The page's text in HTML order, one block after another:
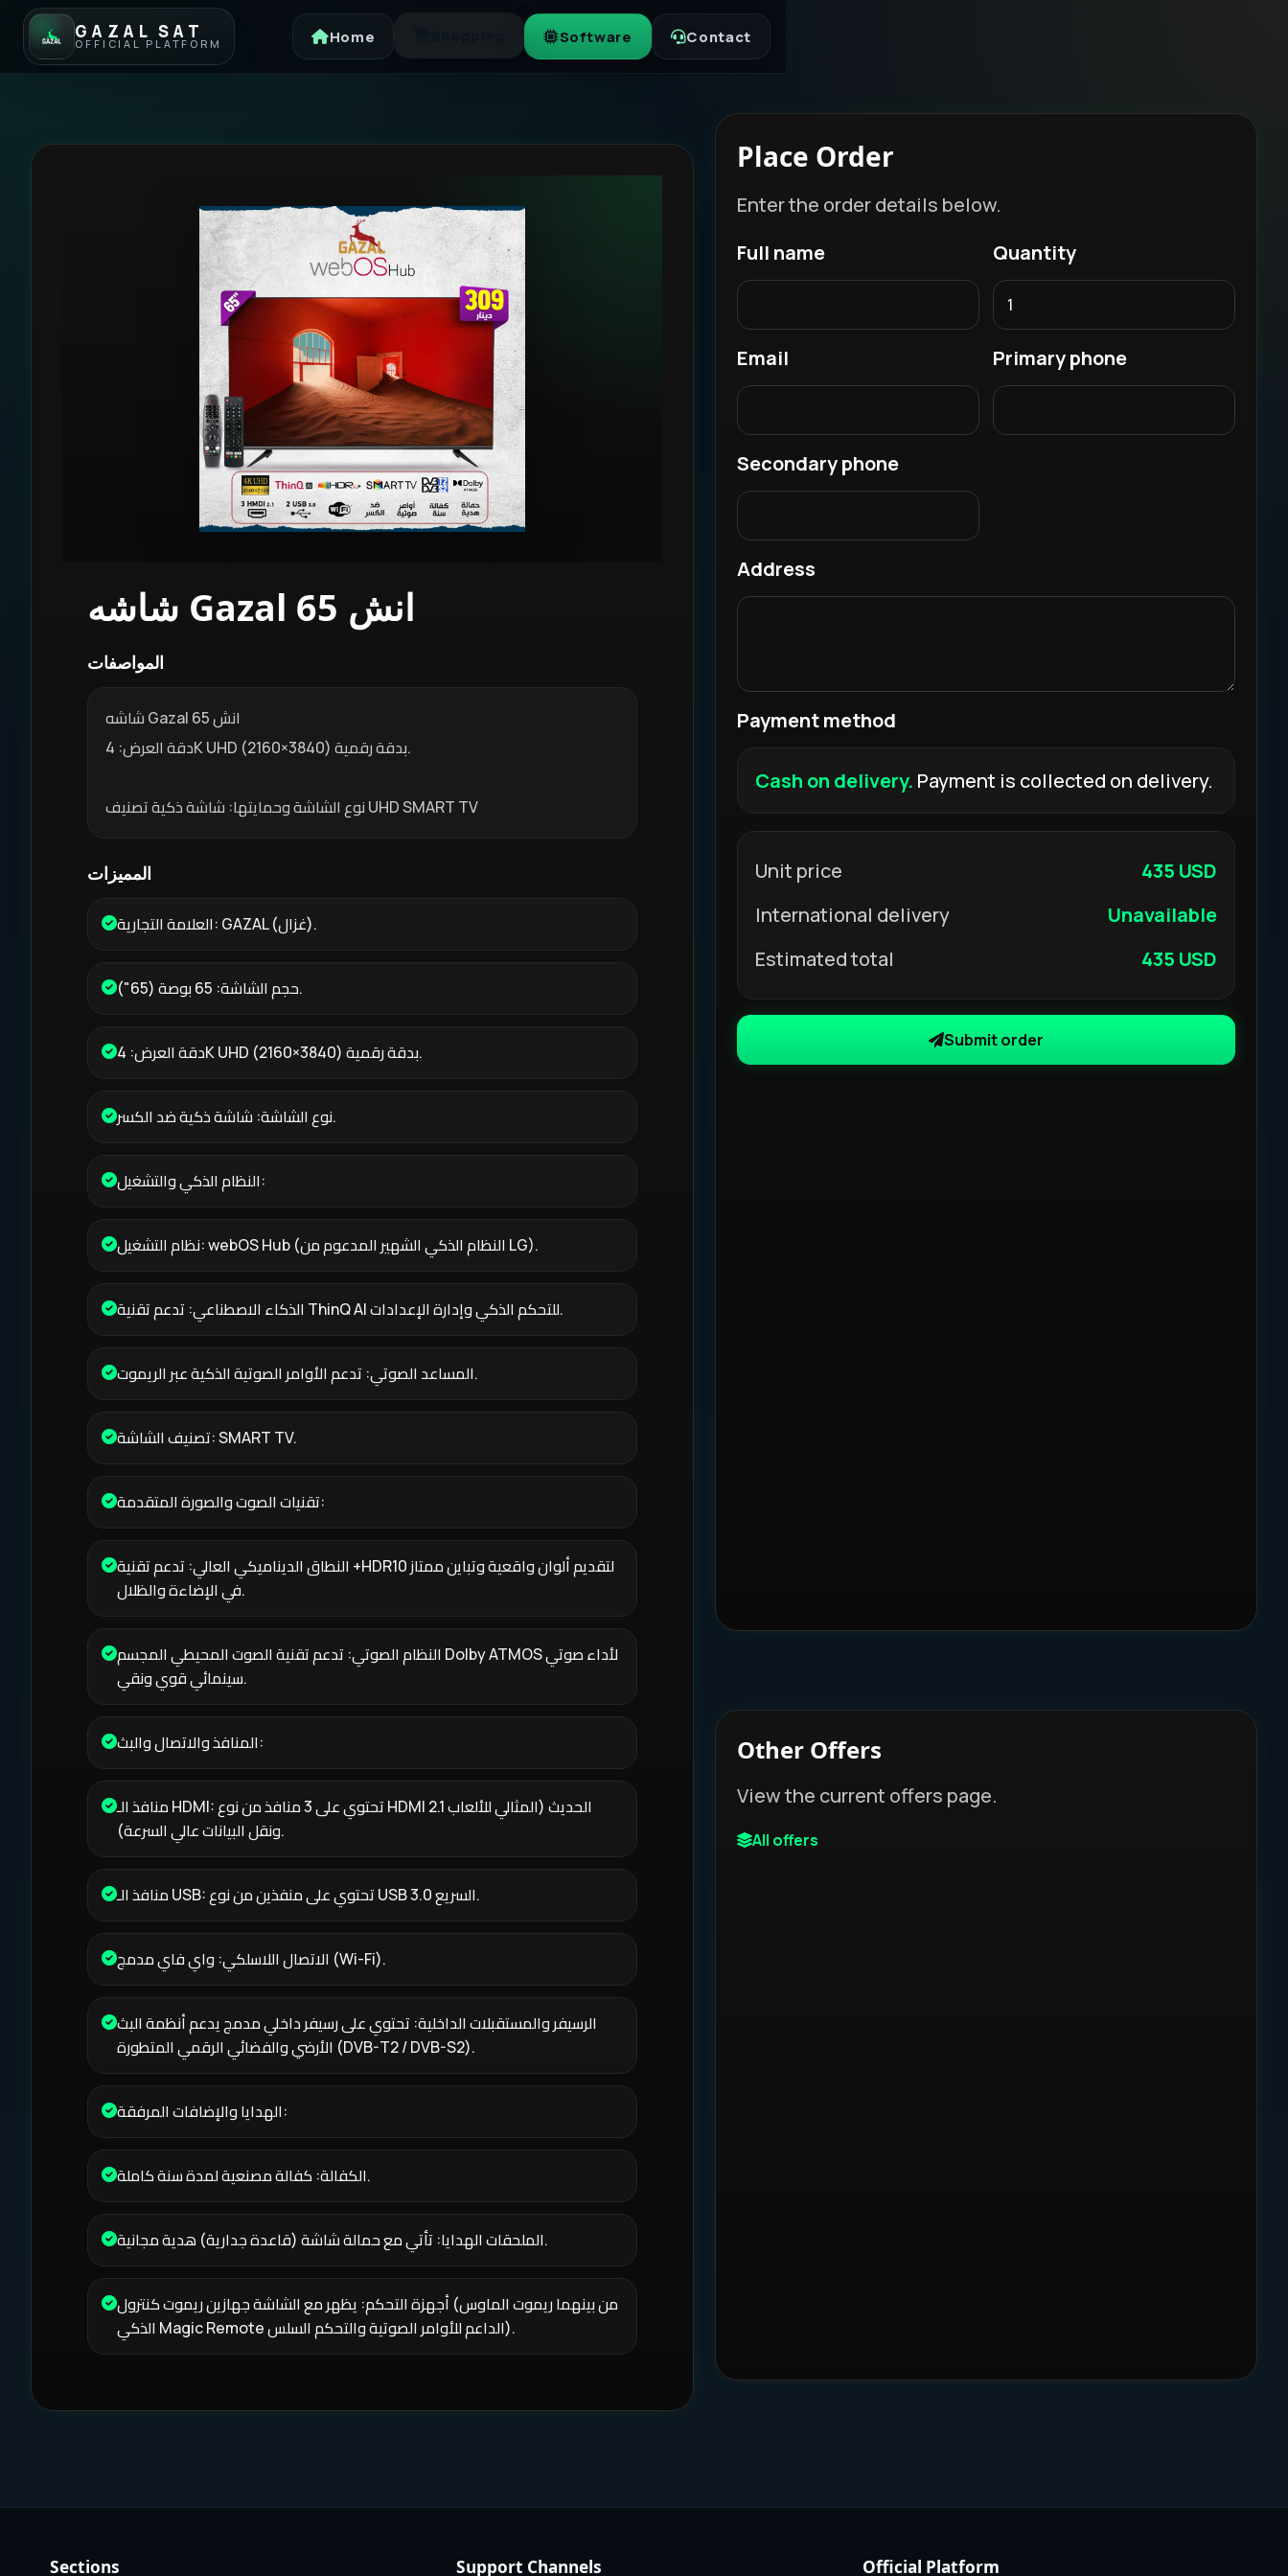
GAZAL SAT
OFFICIAL PLATFORM Home Software Contact
شاشه Gazal 65 انش
المواصفات
شاشه Gazal 65 انش
دقة العرض: 4K UHD بدقة رقمية (3840×2160).
نوع الشاشة وحمايتها: شاشة ذكية تصنيف UHD SMART TV
المميزات
العلامة التجارية: GAZAL (غزال).
حجم الشاشة: 65 بوصة (65").
دقة العرض: 4K UHD بدقة رقمية (3840×2160).
نوع الشاشة: شاشة ذكية ضد الكسر.
النظام الذكي والتشغيل:
نظام التشغيل: webOS Hub (النظام الذكي الشهير المدعوم من LG).
الذكاء الاصطناعي: تدعم تقنية ThinQ AI للتحكم الذكي وإدارة الإعدادات.
المساعد الصوتي: تدعم الأوامر الصوتية الذكية عبر الريموت.
تصنيف الشاشة: SMART TV.
تقنيات الصوت والصورة المتقدمة:
النطاق الديناميكي العالي: تدعم تقنية +HDR10 لتقديم ألوان واقعية وتباين ممتاز
في الإضاءة والظلال.
النظام الصوتي: تدعم تقنية الصوت المحيطي المجسم Dolby ATMOS لأداء صوتي
سينمائي قوي ونقي.
المنافذ والاتصال والبث:
منافذ الـ HDMI: تحتوي على 3 منافذ من نوع HDMI 2.1 الحديث (المثالي للألعاب
ونقل البيانات عالي السرعة).
منافذ الـ USB: تحتوي على منفذين من نوع USB 3.0 السريع.
الاتصال اللاسلكي: واي فاي مدمج (Wi-Fi).
الرسيفر والمستقبلات الداخلية: تحتوي على رسيفر داخلي مدمج يدعم أنظمة البث
الأرضي والفضائي الرقمي المتطورة (DVB-T2 / DVB-S2).
الهدايا والإضافات المرفقة:
الكفالة: كفالة مصنعية لمدة سنة كاملة.
الملحقات الهدايا: تأتي مع حمالة شاشة (قاعدة جدارية) هدية مجانية.
أجهزة التحكم: يظهر مع الشاشة جهازين ريموت كنترول (من بينهما ريموت الماوس
الذكي Magic Remote الداعم للأوامر الصوتية والتحكم السلس).
Place Order
Enter the order details below.
Full name
Quantity
Email Primary phone
Secondary phone
Address
Payment method
Cash on delivery. Payment is collected on delivery.
Unit price
435 USD
International delivery
Unavailable
Estimated total
435 USD
Submit order
Other Offers
View the current offers page.
All offers
Sections Support Channels Official Platform